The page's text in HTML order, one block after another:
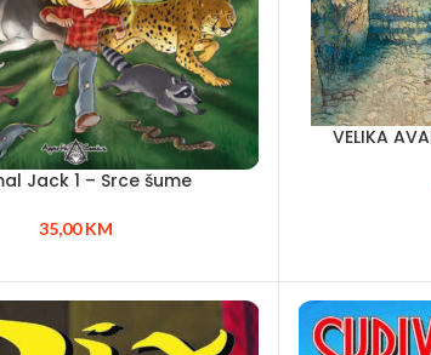
Jack 1 – Srce šume
35,00KM
VELIKA